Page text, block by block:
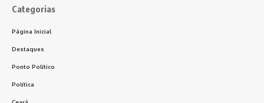
Categorias
Página Inicial
Destaques
Ponto Político
Política